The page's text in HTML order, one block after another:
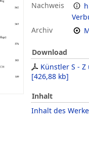
Nachweis
Archiv
Download
Künstler S -
[426,88 kb]
Inhalt
Inhalt des